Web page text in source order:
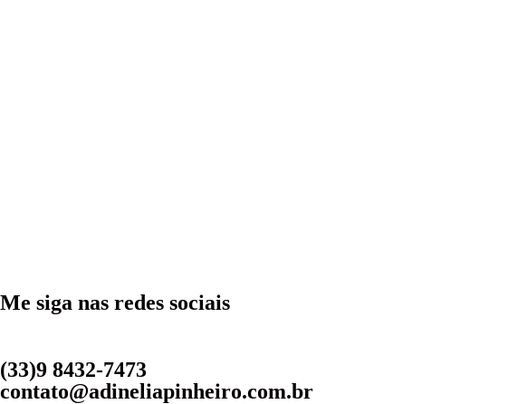
Me siga nas redes sociais
(33)9 8432-7473
contato@adineliapinheiro.com.br